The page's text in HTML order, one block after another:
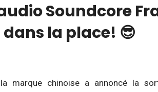
Soundcore
la place! 😎
marque chinoise a annoncé la